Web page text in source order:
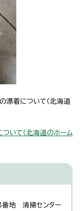
漂着について（北海道
ついて（北海道のホーム
地 清掃センター